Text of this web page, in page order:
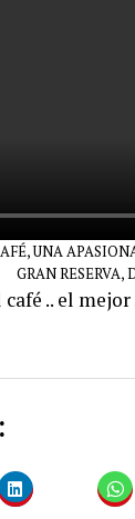
UNA
GRAN RESERVA,
.. el